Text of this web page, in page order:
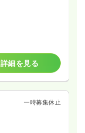
詳細を見る
一時募集休止